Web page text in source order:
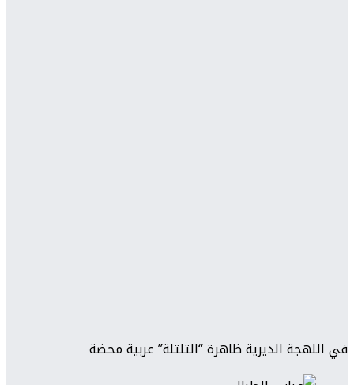
في اللهجة الديرية ظاهرة “التلتلة” عربية محضة